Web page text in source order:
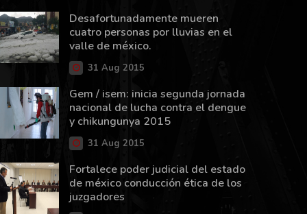
Desafortunadamente mueren
cuatro personas por lluvias en el
valle de méxico.
31 Aug 2015
Gem / isem: inicia segunda jornada
nacional de lucha contra el dengue
y chikungunya 2015
31 Aug 2015
Fortalece poder judicial del estado
de méxico conducción ética de los
juzgadores